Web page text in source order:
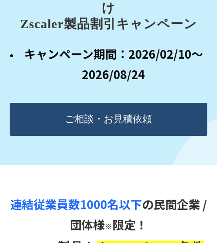
け
Zscaler製品割引キャンペーン
キャンペーン期間：2026/02/10～
2026/08/24
ご相談・お見積依頼
連結従業員数1000名以下の民間企業 /
団体様※限定！